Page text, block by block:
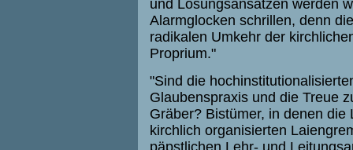
und Lösungsansätzen werden
Alarmglocken schrillen, denn
radikalen Umkehr der
Proprium."
"Sind die
Glaubenspraxis und die Treue
Gräber? Bistümer, in denen
kirchlich organisierten
päpstlichen Lehr- und